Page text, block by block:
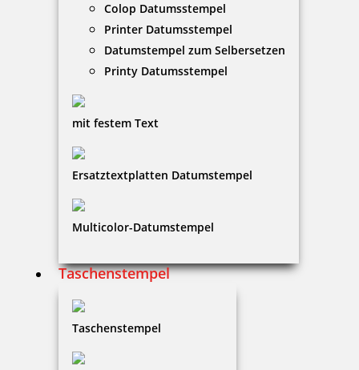
Colop Datumsstempel
Printer Datumsstempel
Datumstempel zum Selbersetzen
Printy Datumsstempel
mit festem Text
Ersatztextplatten Datumstempel
Multicolor-Datumstempel
Taschenstempel
Taschenstempel
Holzstempel Exlibris Motiv 04
Jetzt gestalten
Holzstempel Exlibris Motiv 05